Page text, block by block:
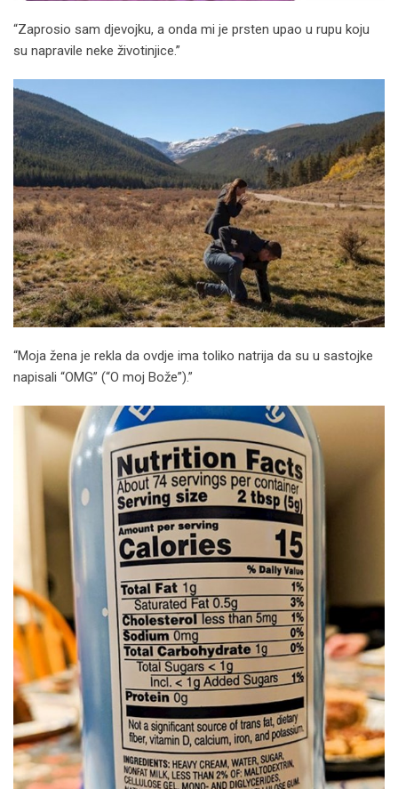
“Zaprosio sam djevojku, a onda mi je prsten upao u rupu koju
su napravile neke životinjice.”
“Moja žena je rekla da ovdje ima toliko natrija da su u sastojke
napisali “OMG” (“O moj Bože”).”